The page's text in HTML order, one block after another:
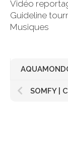
Vidéo
Guideline
Musiques
SOMFY |